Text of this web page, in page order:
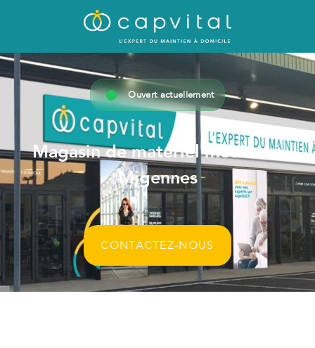
Ouvert actuellement
Magasin de matériel médical à
Migennes
CONTACTEZ-NOUS